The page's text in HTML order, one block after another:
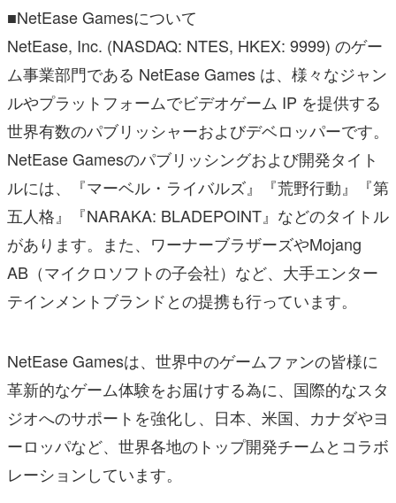
■NetEase Gamesについて
NetEase, Inc. (NASDAQ: NTES, HKEX: 9999) のゲー
ム事業部門である NetEase Games は、様々なジャン
ルやプラットフォームでビデオゲーム IP を提供する
世界有数のパブリッシャーおよびデベロッパーです。
NetEase Gamesのパブリッシングおよび開発タイト
ルには、『マーベル・ライバルズ』『荒野行動』『第
五人格』『NARAKA: BLADEPOINT』などのタイトル
があります。また、ワーナーブラザーズやMojang
AB（マイクロソフトの子会社）など、大手エンター
テインメントブランドとの提携も行っています。
NetEase Gamesは、世界中のゲームファンの皆様に
革新的なゲーム体験をお届けする為に、国際的なスタ
ジオへのサポートを強化し、日本、米国、カナダやヨ
ーロッパなど、世界各地のトップ開発チームとコラボ
レーションしています。